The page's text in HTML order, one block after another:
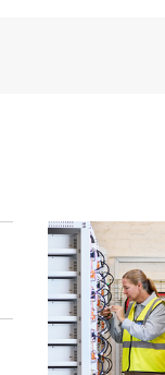
ressources HPE
performances de la